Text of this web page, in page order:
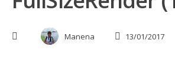
Manena 13/01/2017